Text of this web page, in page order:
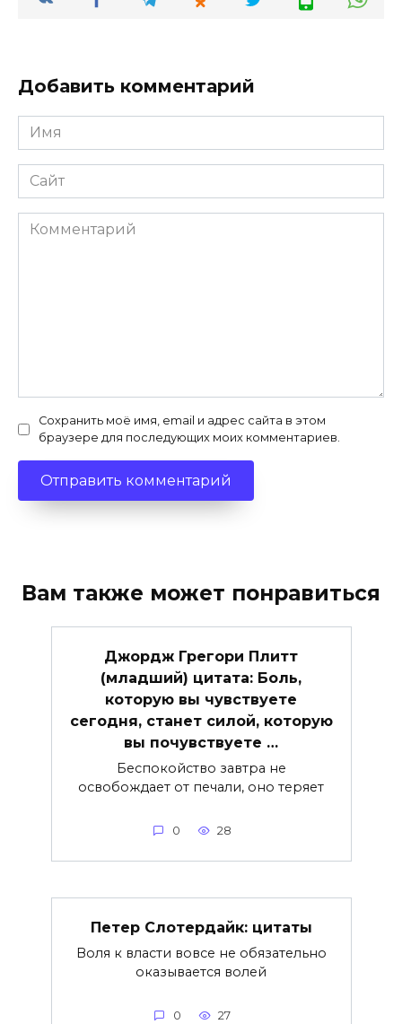
Добавить комментарий
Имя
*
Сайт
Комментарий
Сохранить моё имя, email и адрес сайта в этом
браузере для последующих моих комментариев.
Вам также может понравиться
Джордж Грегори Плитт
(младший) цитата: Боль,
которую вы чувствуете
сегодня, станет силой, которую
вы почувствуете …
Беспокойство завтра не
освобождает от печали, оно теряет
0 28
Петер Слотердайк: цитаты
Воля к власти вовсе не обязательно
оказывается волей
0 27